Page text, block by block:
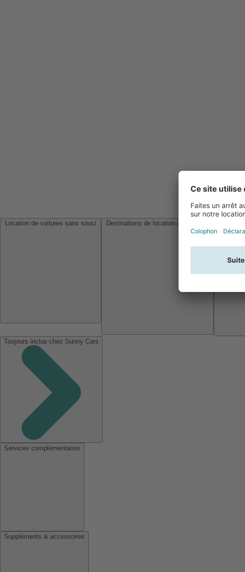
Toujours inclus chez Sunny Cars
Services complémentaires
Suppléments & accessoires